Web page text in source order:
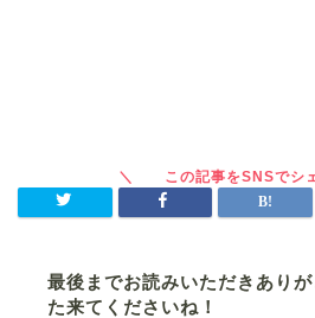
最後までお読みいただきあり
た来てくださいね！